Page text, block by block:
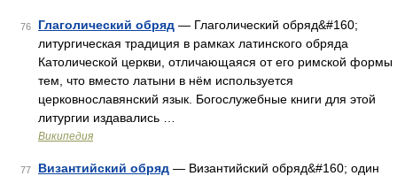
76 Глаголический обряд — Глаголический обряд&#160;
литургическая традиция в рамках латинского обряда
Католической церкви, отличающаяся от его римской формы
тем, что вместо латыни в нём используется
церковнославянский язык. Богослужебные книги для этой
литургии издавались …
Википедия
77 Византийский обряд — Византийский обряд&#160; один